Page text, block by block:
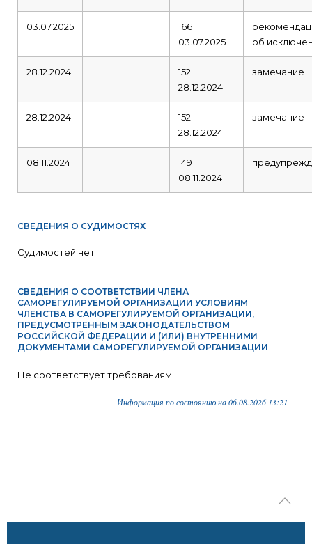
03.07.2025
166
03.07.2025
об
28.12.2024
152
28.12.2024
замечание
28.12.2024
152
28.12.2024
замечание
08.11.2024
149
08.11.2024
СВЕДЕНИЯ О СУДИМОСТЯХ
Судимостей нет
СВЕДЕНИЯ О СООТВЕТСТВИИ ЧЛЕНА
САМОРЕГУЛИРУЕМОЙ ОРГАНИЗАЦИИ УСЛОВИЯМ
ЧЛЕНСТВА В САМОРЕГУЛИРУЕМОЙ ОРГАНИЗАЦИИ,
ПРЕДУСМОТРЕННЫМ ЗАКОНОДАТЕЛЬСТВОМ
РОССИЙСКОЙ ФЕДЕРАЦИИ И (ИЛИ) ВНУТРЕННИМИ
ДОКУМЕНТАМИ САМОРЕГУЛИРУЕМОЙ ОРГАНИЗАЦИИ
Не соответствует требованиям
Информация по состоянию на 06.08.2026 13:21